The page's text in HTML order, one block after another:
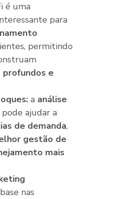
é uma
para
permitindo
profundos e
a análise
ajudar a
de demanda,
gestão de
mais
nas